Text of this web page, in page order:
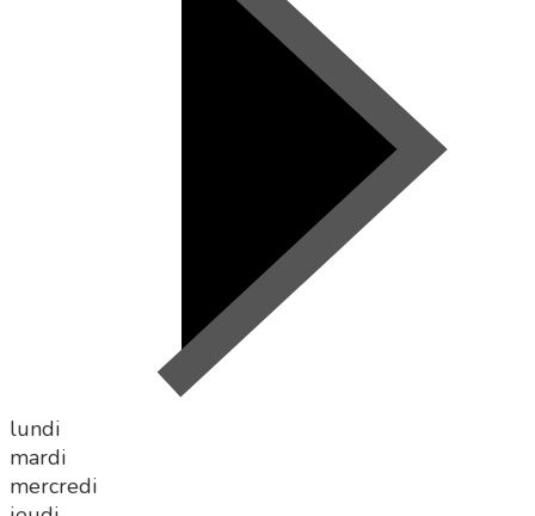
lundi
mardi
mercredi